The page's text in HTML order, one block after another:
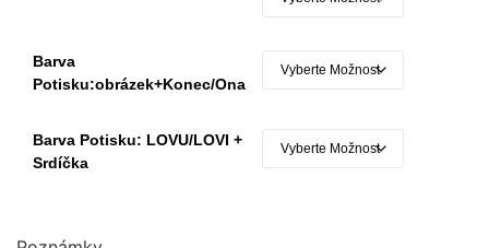
Barva
Potisku:obrázek+konec/ona
Barva Potisku: LOVU/LOVI +
Srdíčka